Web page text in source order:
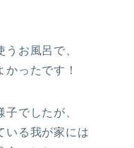
お風呂で、
ったです！
でしたが、
いる我が家には